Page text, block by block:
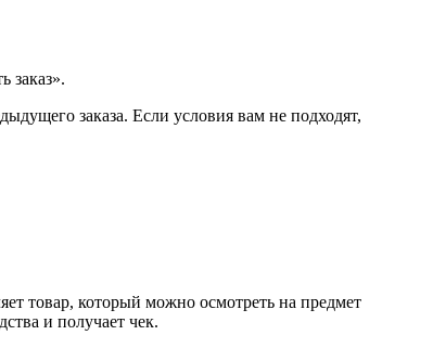
заказ».
заказа. Если условия вам не подходят,
товар, который можно осмотреть на предмет
и получает чек.